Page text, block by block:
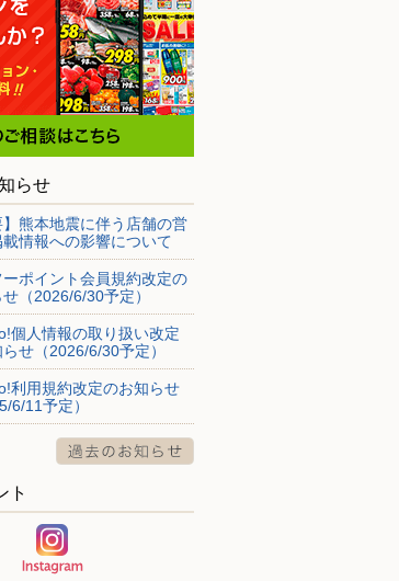
らせ
】熊本地震に伴う店舗の営
情報への影響について
ーポイント会員規約改定の
（2026/6/30予定）
個人情報の取り扱い改定
せ（2026/6/30予定）
利用規約改定のお知らせ
6/11予定）
ト